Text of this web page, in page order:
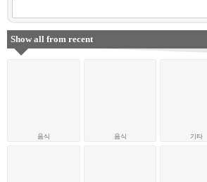
Show all from recent
음식 음식 기타